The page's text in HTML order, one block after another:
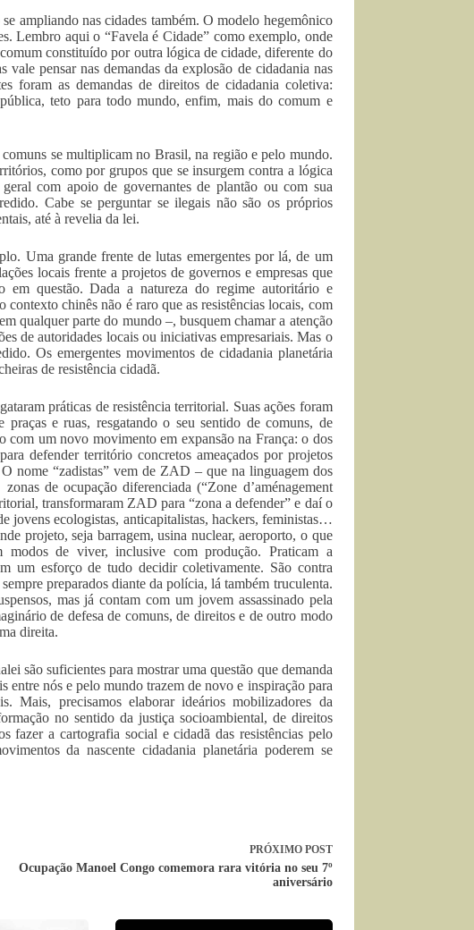
ampliando nas cidades também. O modelo hegemônico
Lembro aqui o “Favela é Cidade” como exemplo, onde
constituído por outra lógica de cidade, diferente do
pensar nas demandas da explosão de cidadania nas
foram as demandas de direitos de cidadania coletiva:
teto para todo mundo, enfim, mais do comum e
se multiplicam no Brasil, na região e pelo mundo.
como por grupos que se insurgem contra a lógica
com apoio de governantes de plantão ou com sua
Cabe se perguntar se ilegais não são os próprios
até à revelia da lei.
Uma grande frente de lutas emergentes por lá, de um
locais frente a projetos de governos e empresas que
em questão. Dada a natureza do regime autoritário e
chinês não é raro que as resistências locais, com
qualquer parte do mundo –, busquem chamar a atenção
de autoridades locais ou iniciativas empresariais. Mas o
Os emergentes movimentos de cidadania planetária
de resistência cidadã.
práticas de resistência territorial. Suas ações foram
e ruas, resgatando o seu sentido de comuns, de
um novo movimento em expansão na França: o dos
defender território concretos ameaçados por projetos
nome “zadistas” vem de ZAD – que na linguagem dos
de ocupação diferenciada (“Zone d’aménagement
transformaram ZAD para “zona a defender” e daí o
jovens ecologistas, anticapitalistas, hackers, feministas…
projeto, seja barragem, usina nuclear, aeroporto, o que
modos de viver, inclusive com produção. Praticam a
um esforço de tudo decidir coletivamente. São contra
preparados diante da polícia, lá também truculenta.
mas já contam com um jovem assassinado pela
de defesa de comuns, de direitos e de outro modo
direita.
são suficientes para mostrar uma questão que demanda
entre nós e pelo mundo trazem de novo e inspiração para
Mais, precisamos elaborar ideários mobilizadores da
no sentido da justiça socioambiental, de direitos
fazer a cartografia social e cidadã das resistências pelo
da nascente cidadania planetária poderem se
PRÓXIMO POST
Ocupação Manoel Congo comemora rara vitória no seu 7º
aniversário